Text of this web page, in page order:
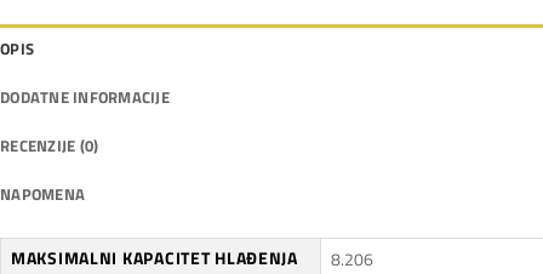
OPIS
DODATNE INFORMACIJE
RECENZIJE (0)
NAPOMENA
MAKSIMALNI KAPACITET HLAĐENJA
8.206